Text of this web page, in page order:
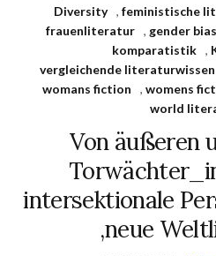
Diversity
, feministische
frauenliteratur
, gender bias
komparatistik ,
vergleichende
womans fiction
, womens
world
Von äußeren
intersektionale
‚neue